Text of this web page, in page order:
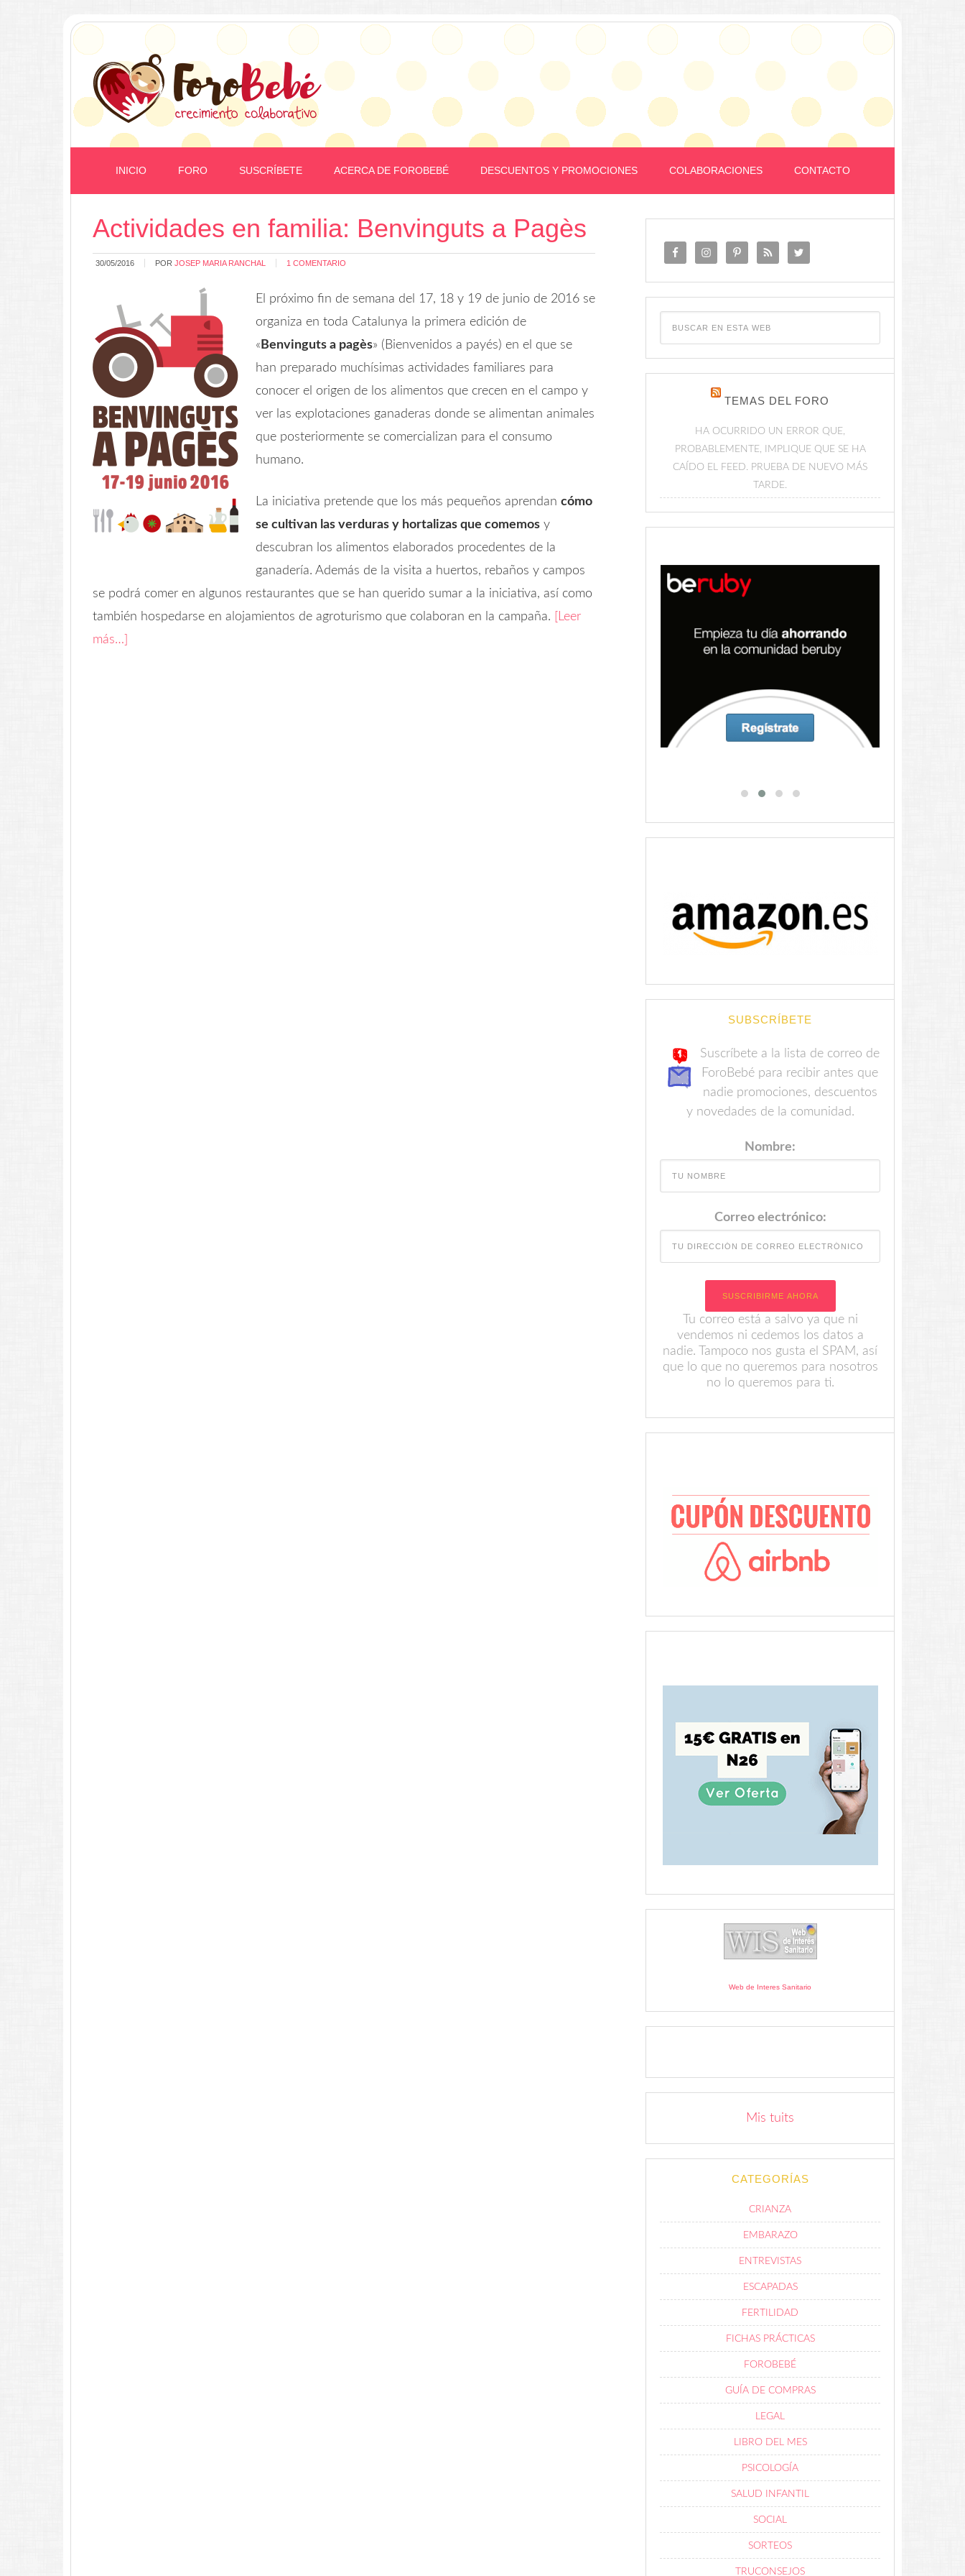
INICIO FORO SUSCRÍBETE ACERCA DE FOROBEBÉ DESCUENTOS Y PROMOCIONES COLABORACIONES CONTACTO
Actividades en familia: Benvinguts a Pagès
30/05/2016 POR JOSEP MARIA RANCHAL 1 COMENTARIO
El próximo fin de semana del 17, 18 y 19 de junio de 2016 se
organiza en toda Catalunya la primera edición de
« Benvinguts a pagès» (Bienvenidos a payés) en el que se
han preparado muchísimas actividades familiares para
conocer el origen de los alimentos que crecen en el campo y
ver las explotaciones ganaderas donde se alimentan animales
que posteriormente se comercializan para el consumo
humano.
La iniciativa pretende que los más pequeños aprendan cómo
se cultivan las verduras y hortalizas que comemos y
descubran los alimentos elaborados procedentes de la
ganadería. Además de la visita a huertos, rebaños y campos
se podrá comer en algunos restaurantes que se han querido sumar a la iniciativa, así como
también hospedarse en alojamientos de agroturismo que colaboran en la campaña.
[Leer
más…]
TEMAS DEL FORO
HA OCURRIDO UN ERROR QUE,
PROBABLEMENTE, IMPLIQUE QUE SE HA
CAÍDO EL FEED. PRUEBA DE NUEVO MÁS
TARDE.
SUBSCRÍBETE
Suscríbete a la lista de correo de
ForoBebé para recibir antes que
nadie promociones, descuentos
y novedades de la comunidad.
Nombre:
Correo electrónico:
Tu correo está a salvo ya que ni
vendemos ni cedemos los datos a
nadie. Tampoco nos gusta el SPAM, así
que lo que no queremos para nosotros
no lo queremos para ti.
Web de Interes Sanitario
Mis tuits
CATEGORÍAS
CRIANZA
EMBARAZO
ENTREVISTAS
ESCAPADAS
FERTILIDAD
FICHAS PRÁCTICAS
FOROBEBÉ
GUÍA DE COMPRAS
LEGAL
LIBRO DEL MES
PSICOLOGÍA
SALUD INFANTIL
SOCIAL
SORTEOS
TRUCONSEJOS